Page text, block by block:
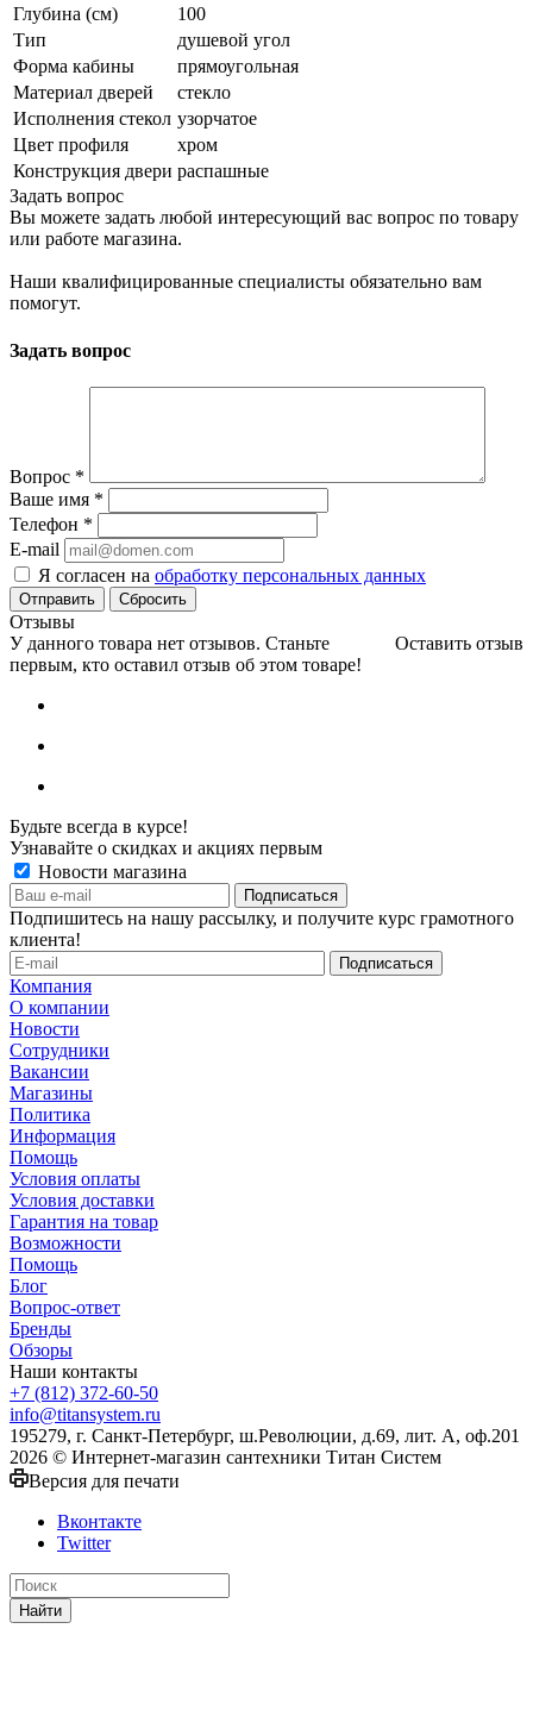
Глубина (см)
100
Тип
душевой угол
Форма кабины
прямоугольная
Материал дверей
стекло
Исполнения стекол узорчатое
Цвет профиля
хром
Конструкция двери распашные
Задать вопрос
Вы можете задать любой интересующий вас вопрос по товару
или работе магазина.
Наши квалифицированные специалисты обязательно вам
помогут.
Задать вопрос
Вопрос *
Ваше имя *
Телефон *
E-mail
Я согласен на обработку персональных данных
Сбросить
Отзывы
Оставить отзыв
У данного товара нет отзывов. Станьте
первым, кто оставил отзыв об этом товаре!
Будьте всегда в курсе!
Узнавайте о скидках и акциях первым
Новости магазина
Подпишитесь на нашу рассылку, и получите курс грамотного
клиента!
Компания
О компании
Новости
Сотрудники
Вакансии
Магазины
Политика
Информация
Помощь
Условия оплаты
Условия доставки
Гарантия на товар
Возможности
Помощь
Блог
Вопрос-ответ
Бренды
Обзоры
Наши контакты
+7 (812) 372-60-50
info@titansystem.ru
195279, г. Санкт-Петербург, ш.Революции, д.69, лит. А, оф.201
2026 © Интернет-магазин сантехники Титан Систем
Версия для печати
Вконтакте
Twitter
Найти